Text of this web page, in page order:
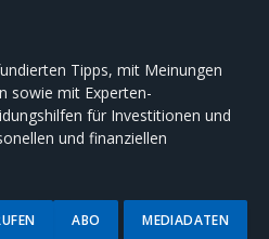
Tipps, mit Meinungen
sowie mit Experten-
für Investitionen und
und finanziellen
MEDIADATEN
ABO